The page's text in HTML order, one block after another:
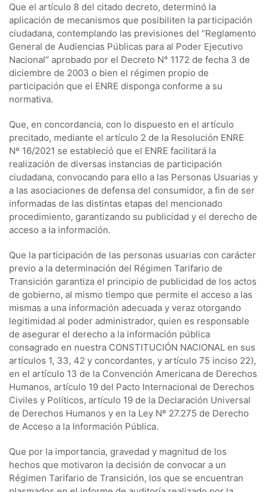
Que el artículo 8 del citado decreto, determinó la
aplicación de mecanismos que posibiliten la participación
ciudadana, contemplando las previsiones del “Reglamento
General de Audiencias Públicas para al Poder Ejecutivo
Nacional” aprobado por el Decreto N° 1172 de fecha 3 de
diciembre de 2003 o bien el régimen propio de
participación que el ENRE disponga conforme a su
normativa.
Que, en concordancia, con lo dispuesto en el artículo
precitado, mediante el artículo 2 de la Resolución ENRE
Nº 16/2021 se estableció que el ENRE facilitará la
realización de diversas instancias de participación
ciudadana, convocando para ello a las Personas Usuarias y
a las asociaciones de defensa del consumidor, a fin de ser
informadas de las distintas etapas del mencionado
procedimiento, garantizando su publicidad y el derecho de
acceso a la información.
Que la participación de las personas usuarias con carácter
previo a la determinación del Régimen Tarifario de
Transición garantiza el principio de publicidad de los actos
de gobierno, al mismo tiempo que permite el acceso a las
mismas a una información adecuada y veraz otorgando
legitimidad al poder administrador, quien es responsable
de asegurar el derecho a la información pública
consagrado en nuestra CONSTITUCIÓN NACIONAL en sus
artículos 1, 33, 42 y concordantes, y artículo 75 inciso 22),
en el artículo 13 de la Convención Americana de Derechos
Humanos, artículo 19 del Pacto Internacional de Derechos
Civiles y Políticos, artículo 19 de la Declaración Universal
de Derechos Humanos y en la Ley Nº 27.275 de Derecho
de Acceso a la Información Pública.
Que por la importancia, gravedad y magnitud de los
hechos que motivaron la decisión de convocar a un
Régimen Tarifario de Transición, los que se encuentran